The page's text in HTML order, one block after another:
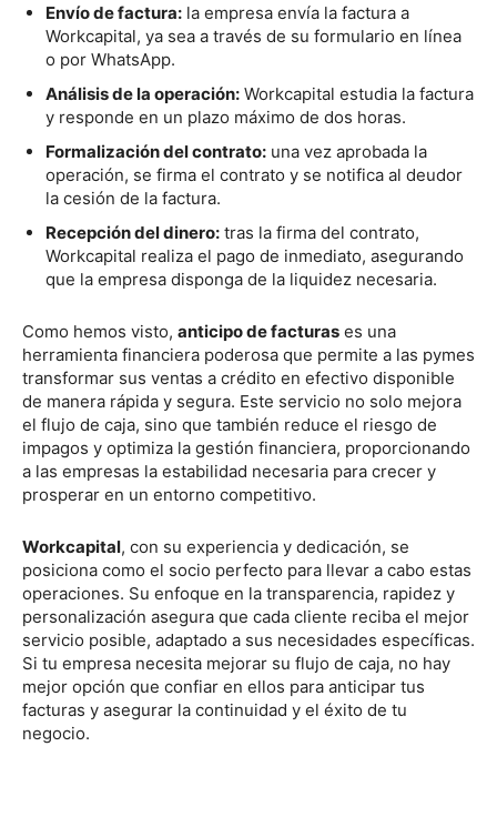
Envío de factura: la empresa envía la factura a
Workcapital, ya sea a través de su formulario en línea
o por WhatsApp.
Análisis de la operación: Workcapital estudia la factura
y responde en un plazo máximo de dos horas.
Formalización del contrato: una vez aprobada la
operación, se firma el contrato y se notifica al deudor
la cesión de la factura.
Recepción del dinero: tras la firma del contrato,
Workcapital realiza el pago de inmediato, asegurando
que la empresa disponga de la liquidez necesaria.
Como hemos visto, anticipo de facturas es una
herramienta financiera poderosa que permite a las pymes
transformar sus ventas a crédito en efectivo disponible
de manera rápida y segura. Este servicio no solo mejora
el flujo de caja, sino que también reduce el riesgo de
impagos y optimiza la gestión financiera, proporcionando
a las empresas la estabilidad necesaria para crecer y
prosperar en un entorno competitivo.
Workcapital, con su experiencia y dedicación, se
posiciona como el socio perfecto para llevar a cabo estas
operaciones. Su enfoque en la transparencia, rapidez y
personalización asegura que cada cliente reciba el mejor
servicio posible, adaptado a sus necesidades específicas.
Si tu empresa necesita mejorar su flujo de caja, no hay
mejor opción que confiar en ellos para anticipar tus
facturas y asegurar la continuidad y el éxito de tu
negocio.